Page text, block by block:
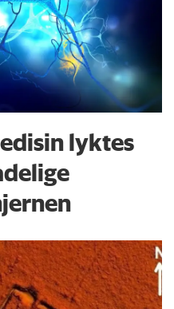
lyktes